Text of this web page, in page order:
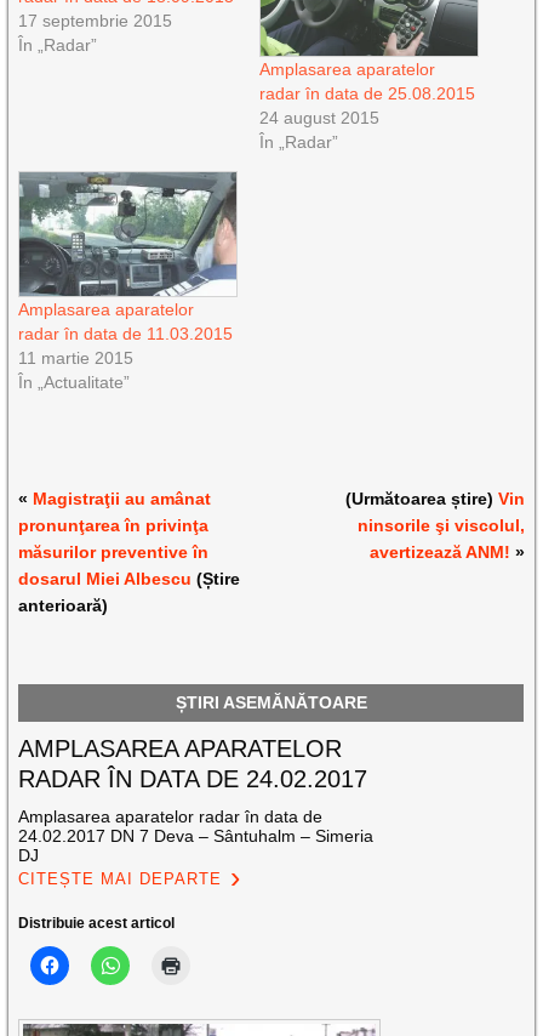
17 septembrie 2015
În „Radar”
Amplasarea aparatelor
radar în data de 25.08.2015
24 august 2015
În „Radar”
Amplasarea aparatelor
radar în data de 11.03.2015
11 martie 2015
În „Actualitate”
« Magistraţii au amânat
pronunţarea în privinţa
măsurilor preventive în
dosarul Miei Albescu (Știre
anterioară)
(Următoarea știre) Vin
ninsorile şi viscolul,
avertizează ANM! »
ȘTIRI ASEMĂNĂTOARE
AMPLASAREA APARATELOR
RADAR ÎN DATA DE 24.02.2017
Amplasarea aparatelor radar în data de
24.02.2017 DN 7 Deva – Sântuhalm – Simeria
DJ
CITEȘTE MAI DEPARTE
Distribuie acest articol